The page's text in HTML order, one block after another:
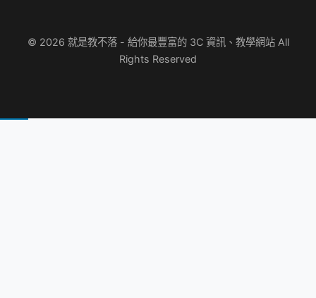
© 2026 就是教不落 - 給你最豐富的 3C 資訊、教學網站 All
Rights Reserved